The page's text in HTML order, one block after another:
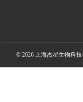
© 2026 上海杰星生物科